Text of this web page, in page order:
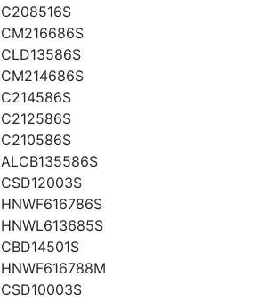
C208516S
CM216686S
CLD13586S
CM214686S
C214586S
C212586S
C210586S
ALCB135586S
CSD12003S
HNWF616786S
HNWL613685S
CBD14501S
HNWF616788M
CSD10003S